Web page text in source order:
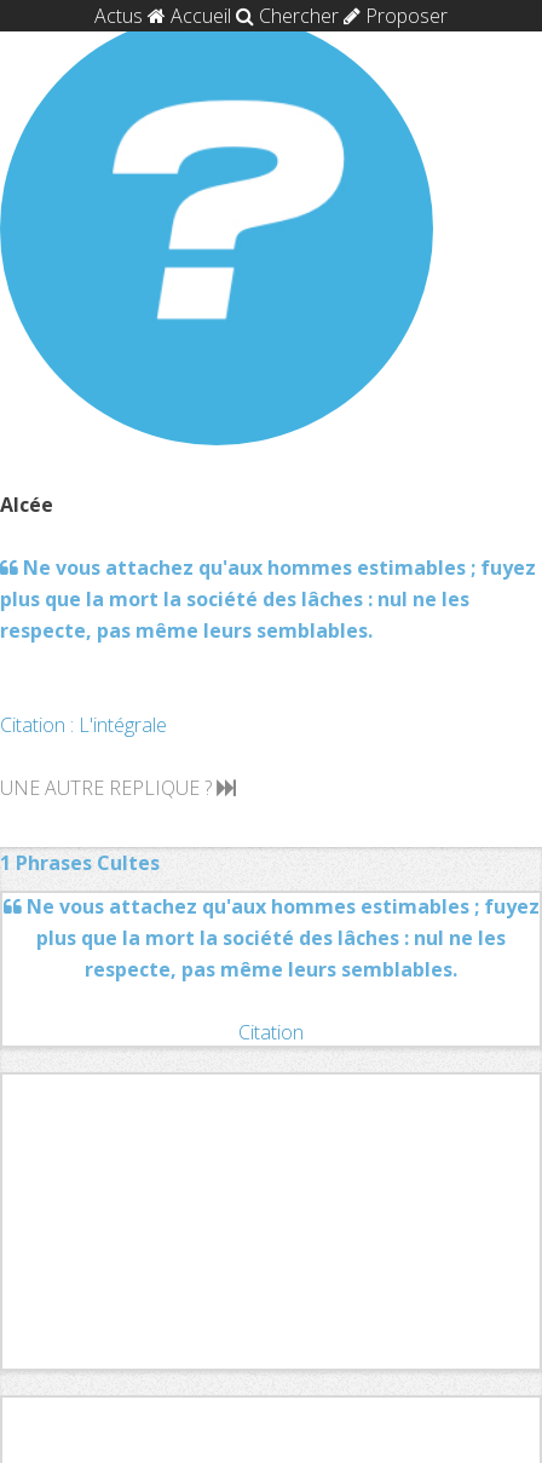
Actus Accueil Chercher Proposer
Alcée
Ne vous attachez qu'aux hommes estimables ; fuyez
plus que la mort la société des lâches : nul ne les
respecte, pas même leurs semblables.
Citation : L'intégrale
UNE AUTRE REPLIQUE ?
1 Phrases Cultes
Ne vous attachez qu'aux hommes estimables ; fuyez
plus que la mort la société des lâches : nul ne les
respecte, pas même leurs semblables.
Citation